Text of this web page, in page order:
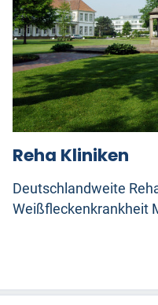
Reha Kliniken
Deutschlandweite